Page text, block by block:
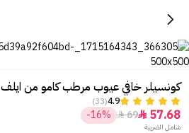
كونسيلر خافي عيوب مرطب كامو من ايلف
4.9
(33)
57.68

69

-16%
شامل الضريبة